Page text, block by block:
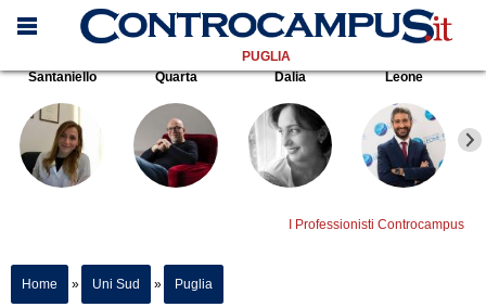
PUGLIA
Santaniello
Quarta Dalia Leone
I Professionisti Controcampus
Home » Uni Sud » Puglia